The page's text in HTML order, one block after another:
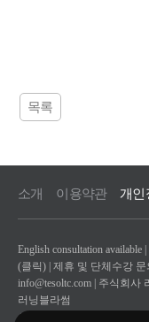
목록
소개 이용약관 개인
English consultation available
(클릭) 제휴 및 단체수강
info@tesoltc.com | 주식회사
러닝블라썸
사업자등록 : 171-87-02771 |